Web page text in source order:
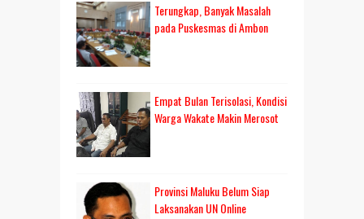
Terungkap, Banyak Masalah
pada Puskesmas di Ambon
Empat Bulan Terisolasi, Kondisi
Warga Wakate Makin Merosot
Provinsi Maluku Belum Siap
Laksanakan UN Online